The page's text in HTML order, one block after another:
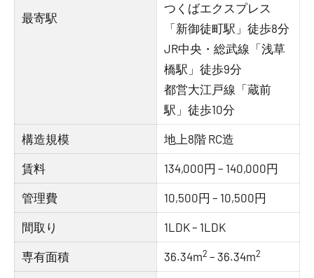
最寄駅
つくばエクスプレス
「新御徒町駅」徒歩8分
JR中央・総武線「浅草
橋駅」徒歩9分
都営大江戸線「蔵前
駅」徒歩10分
構造規模 地上8階 RC造
賃料 134,000円 – 140,000円
管理費 10,500円 – 10,500円
間取り 1LDK – 1LDK
専有面積 36.34m2 – 36.34m2